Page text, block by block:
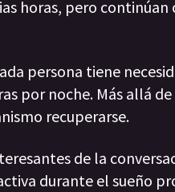
horas, pero
persona tiene
por noche. Más allá
recuperarse.
de la
durante el sueño